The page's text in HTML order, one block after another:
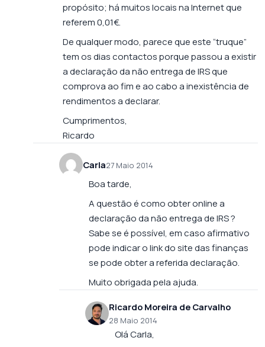
propósito; há muitos locais na Internet que
referem 0,01€.
De qualquer modo, parece que este “truque”
tem os dias contactos porque passou a existir
a declaração da não entrega de IRS que
comprova ao fim e ao cabo a inexistência de
rendimentos a declarar.
Cumprimentos,
Ricardo
Carla27 Maio 2014
Boa tarde,
A questão é como obter online a
declaração da não entrega de IRS ?
Sabe se é possível, em caso afirmativo
pode indicar o link do site das finanças
se pode obter a referida declaração.
Muito obrigada pela ajuda.
Ricardo Moreira de Carvalho
28 Maio 2014
Olá Carla,